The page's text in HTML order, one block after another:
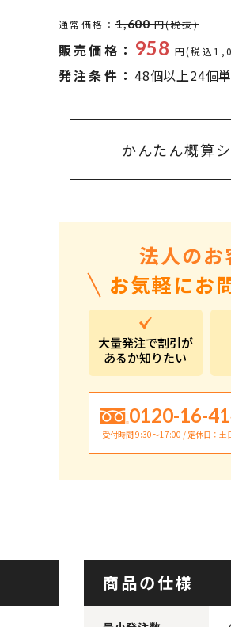
2,000～3,000円
3,000～5,000円
通常価格： 1,600 円(税抜)
販売価格： 958 円(税込
発注条件： 48個以上24個
かんたん概算
法人のお
お気軽にお
大量発注で割引が
あるか知りたい
0120-16-
受付時間 9:30〜17:00 / 定休日：土
商品の仕様